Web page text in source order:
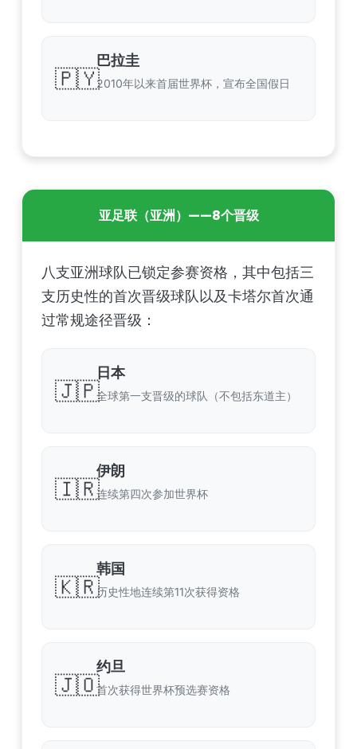
🇵🇾
巴拉圭
2010年以来首届世界杯，宣布全国假日
亚足联（亚洲）——8个晋级
八支亚洲球队已锁定参赛资格，其中包括三
支历史性的首次晋级球队以及卡塔尔首次通
过常规途径晋级：
🇯🇵
日本
全球第一支晋级的球队（不包括东道主）
🇮🇷
伊朗
连续第四次参加世界杯
🇰🇷
韩国
历史性地连续第11次获得资格
🇯🇴
约旦
首次获得世界杯预选赛资格